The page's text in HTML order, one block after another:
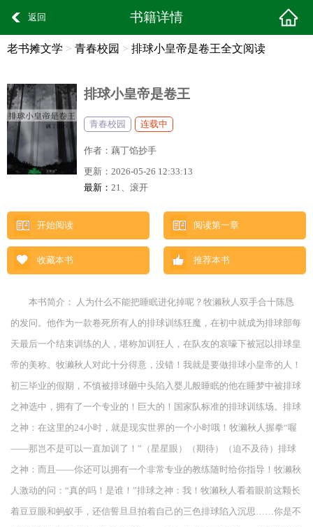
返回 书籍详情
老书摊文学 > 青春校园 > 排球小皇帝是卷王全文阅读
排球小皇帝是卷王
青春校园 连载中
作者： 藕丁馅抄手
更新： 2026-05-26 12:33:13
最新： 21、滚开
开始阅读 阅读第一章
收藏本书 推荐本书
本书简介： 人为什么不能把睡眠进化掉呢？牧濑秋人双手合十陈恳
的发问。他作为一款卷死所有人的排球训练狂魔，在初中就成为排球部每
天最后一个结束训练的人，堪称加训狂人，在队友的哀嚎下被冠以排球皇
帝的美称。牧濑秋人对此十分得意，没错！我就是要做排球小皇帝的人！
初三毕业的假期，不慎被排球砸中头陷入婴儿般睡眠的他在睡梦中被排球
之神选中，拥有了一个专业的！巨大的！国家队标准的排球训练场。排球
之神：在这里的24小时，就是现实世界的一个小时哦！牧濑秋人握拳“喔
——那岂不是可以一直加训了！”（星星眼）（期待）（迫不及待）排球
之神：而且——你还可以拥有一个非常专业的教练随时给你指导！牧濑秋
人激动的问：“真的吗！是谁！”排球之神：我！牧濑秋人看着眼前这颗长
着豆豆眼和蚂蚁手，还信誓旦旦拍着自己的三色排球陷入沉思……你是不